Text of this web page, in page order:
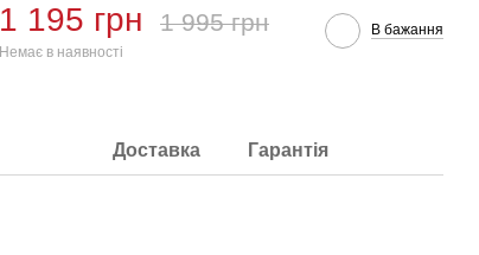
1 195 грн 1 995 грн
Немає в наявності
В бажання
Доставка Гарантія